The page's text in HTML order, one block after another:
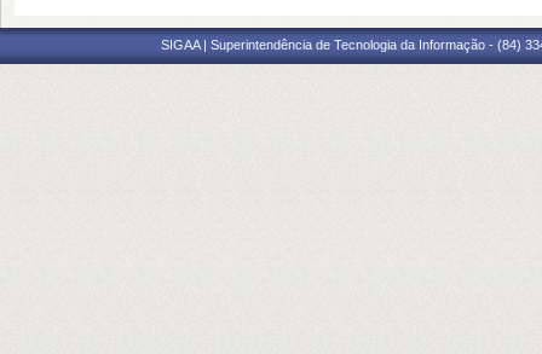
SIGAA | Superintendência de Tecnologia da Informação - (84)